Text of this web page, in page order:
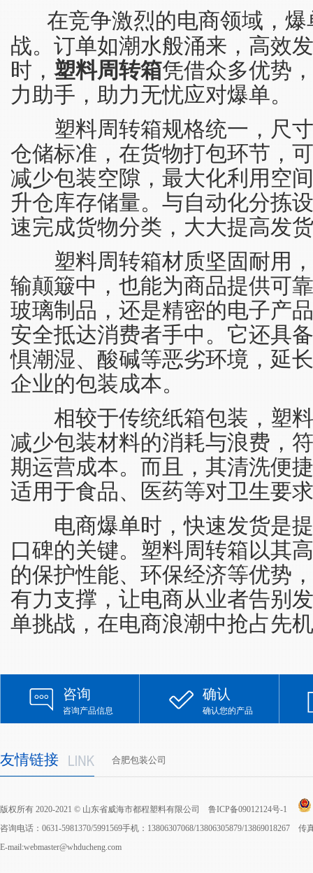
在竞争激烈的电商领域，
战。订单如潮水般涌来，高效
时， 塑料周转箱凭借众多优势
力助手，助力无忧应对爆单。
塑料周转箱规格统一，尺寸
仓储标准，在货物打包环节，
减少包装空隙，最大化利用空
升仓库存储量。与自动化分拣
速完成货物分类，大大提高发
塑料周转箱材质坚固耐用，
输颠簸中，也能为商品提供可
玻璃制品，还是精密的电子产
安全抵达消费者手中。它还具
惧潮湿、酸碱等恶劣环境，延
企业的包装成本。
相较于传统纸箱包装，塑料
减少包装材料的消耗与浪费，
期运营成本。而且，其清洗便
适用于食品、医药等对卫生要
电商爆单时，快速发货是提
口碑的关键。塑料周转箱以其
的保护性能、环保经济等优势
有力支撑，让电商从业者告别
单挑战，在电商浪潮中抢占先
咨询
咨询产品信息
确认
确认您的产品
友情链接 合肥包装公司
版权所有 2020-2021 © 山东省威海市都程塑料有限公司 鲁ICP备09012124号-1
咨询电话：0631-5981370/5991569手机：13806307068/13806305879/13869018267
E-mail:webmaster@whducheng.com